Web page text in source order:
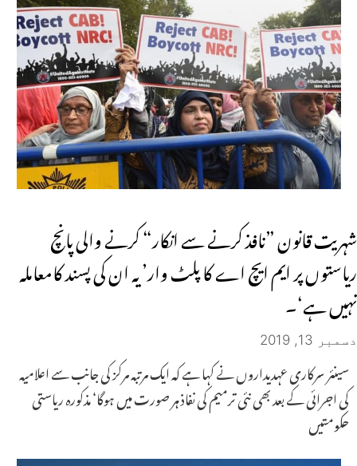
شہریت قانون ”نافذ کرنے سے انکار“ کرنے والی پانچ
ریاستوں پر ایم ایچ اے کا پلٹ وار’یہ ان کی پسند کامعاملہ
نہیں ہے‘۔
دسمبر 13, 2019
سینئر سرکاری عہدیداروں نے کہا ہے کہ ایک مرتبہ مرکز کی جانب سے اعلامیہ
کی اجرائی کے بعد بھی نئی ترمیم کی نفاذ ہر صورت میں ہوگا‘ مذکورہ ریاستی
حکومتیں